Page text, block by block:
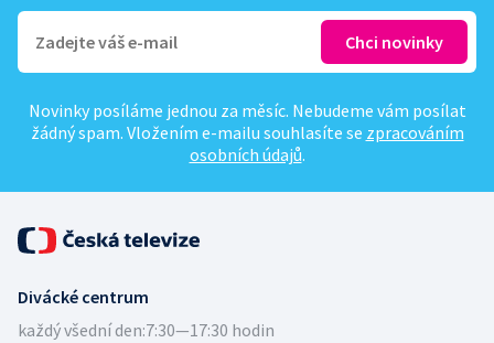
Novinky posíláme jednou za měsíc. Nebudeme vám posílat
žádný spam. Vložením e-mailu souhlasíte se zpracováním
osobních údajů.